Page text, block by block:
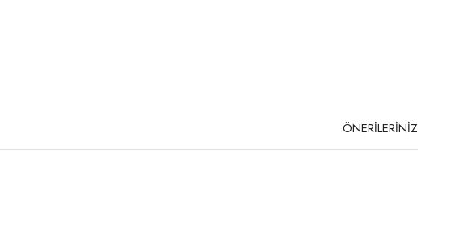
ÖNERİLERİNİZ